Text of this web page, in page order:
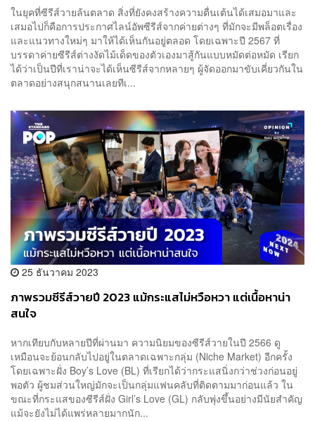
ในยุคที่ซีรีส์วายล้นตลาด สิ่งที่ยังคงสร้างความตื่นเต้นได้เสมอมาและ
เสมอไปก็คือการประกาศไลน์อัพซีรีส์จากค่ายต่างๆ ที่มักจะมีพล็อตเรื่อง
และแนวทางใหม่ๆ มาให้ได้เห็นกันอยู่ตลอด โดยเฉพาะปี 2567 ที่
บรรดาค่ายซีรีส์ต่างงัดไม้เด็ดของตัวเองมาสู้กันแบบหมัดต่อหมัด เรียก
ได้ว่าเป็นปีที่เราน่าจะได้เห็นซีรีส์จากหลายๆ ผู้จัดออกมาขับเคี่ยวกันใน
ตลาดอย่างสนุกสนานเลยทีเ...
25 ธันวาคม 2023
ภาพรวมซีรีส์วายปี 2023 แม้กระแสไม่หวือหวา แต่เนื้อหาน่า
สนใจ
หากเทียบกับหลายปีที่ผ่านมา ความนิยมของซีรีส์วายในปี 2566 ดู
เหมือนจะย้อนกลับไปอยู่ในตลาดเฉพาะกลุ่ม (Niche Market) อีกครั้ง
โดยเฉพาะฝั่ง Boy’s Love (BL) ที่เรียกได้ว่ากระแสนิ่งกว่าช่วงก่อนอยู่
พอตัว ผู้ชมส่วนใหญ่มักจะเป็นกลุ่มแฟนคลับที่ติดตามมาก่อนแล้ว ใน
ขณะที่กระแสของซีรีส์ฝั่ง Girl’s Love (GL) กลับพุ่งขึ้นอย่างมีนัยสำคัญ
แม้จะยังไม่ได้แพร่หลายมากนัก...